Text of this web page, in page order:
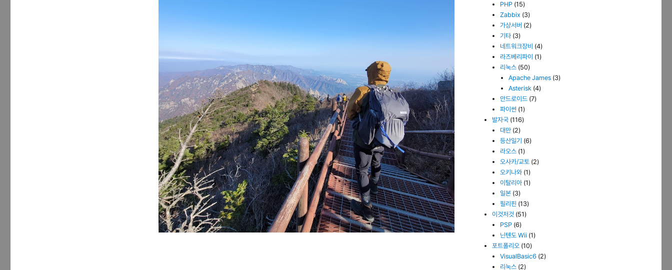
PHP (15)
Zabbix (3)
가상서버 (2)
기타 (3)
네트워크장비 (4)
라즈베리파이 (1)
리눅스 (50)
Apache James(3)
Asterisk(4)
안드로이드 (7)
파이썬 (1)
발자국 (116)
대만 (2)
등산일기 (6)
라오스 (1)
오사카/교토 (2)
오키나와 (1)
이탈리아 (1)
일본 (3)
필리핀 (13)
이것저것 (51)
PSP (6)
닌텐도 Wii (1)
포트폴리오 (10)
VisualBasic6 (2)
리눅스 (2)